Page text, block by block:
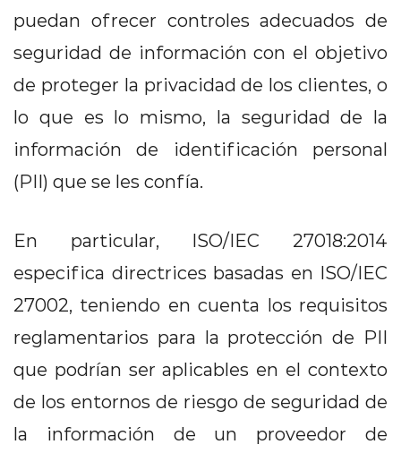
puedan ofrecer controles adecuados de
seguridad de información con el objetivo
de proteger la privacidad de los clientes, o
lo que es lo mismo, la seguridad de la
información de identificación personal
(PII) que se les confía.
En particular, ISO/IEC 27018:2014
especifica directrices basadas en ISO/IEC
27002, teniendo en cuenta los requisitos
reglamentarios para la protección de PII
que podrían ser aplicables en el contexto
de los entornos de riesgo de seguridad de
la información de un proveedor de